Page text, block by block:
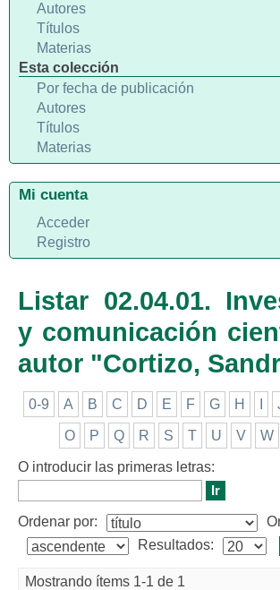
Listar 02.04.01.
y comunicación
autor "Cortizo,
0-9 A B C D E F G H
O P Q R S T U V W
O introducir las primeras letras:
Ordenar por:
Resultados:
Mostrando ítems 1-1 de 1
Autores
Títulos
Materias
Esta colección
Por fecha de publicación
Autores
Títulos
Materias
Mi cuenta
Acceder
Registro